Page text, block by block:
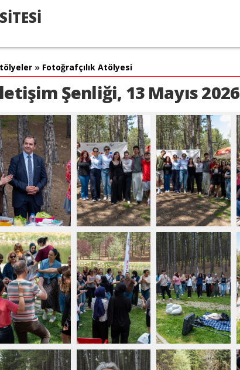
» Fotoğrafçılık Atölyesi
Şenliği, 13 Mayıs 2026